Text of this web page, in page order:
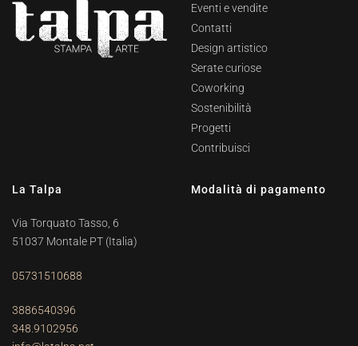
Eventi e vendite
Contatti
Design artistico
Serate curiose
Coworking
Sostenibilità
Progetti
Contribuisci
La Talpa
Via Torquato Tasso, 6
51037 Montale PT (Italia)
05731510688
3886540396
348.9102956
Modalità di pagamento